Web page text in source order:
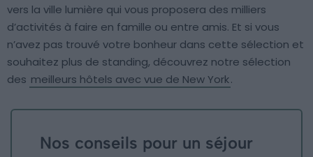
vers la ville lumière qui vous proposera des milliers
d’activités à faire en famille ou entre amis. Et si vous
n’avez pas trouvé votre bonheur dans cette sélection et
souhaitez plus de standing, découvrez notre sélection
des meilleurs hôtels avec vue de New York.
Nos conseils pour un séjour